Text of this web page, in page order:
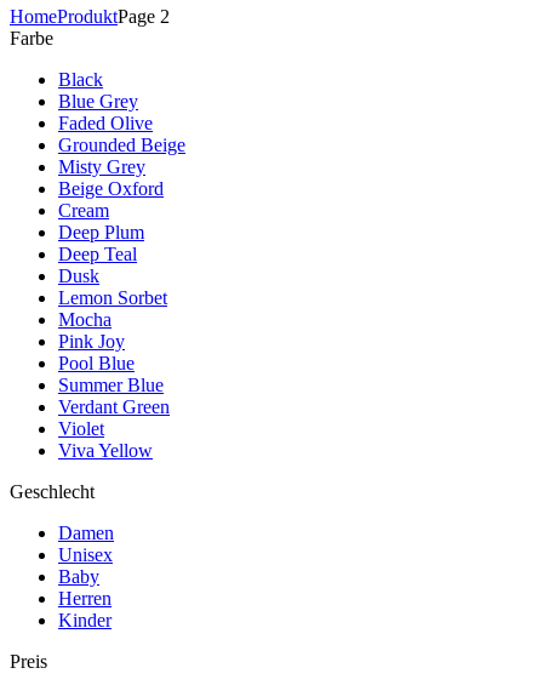
HomeProduktPage 2
Farbe
Black
Blue Grey
Faded Olive
Grounded Beige
Misty Grey
Beige Oxford
Cream
Deep Plum
Deep Teal
Dusk
Lemon Sorbet
Mocha
Pink Joy
Pool Blue
Summer Blue
Verdant Green
Violet
Viva Yellow
Geschlecht
Damen
Unisex
Baby
Herren
Kinder
Preis